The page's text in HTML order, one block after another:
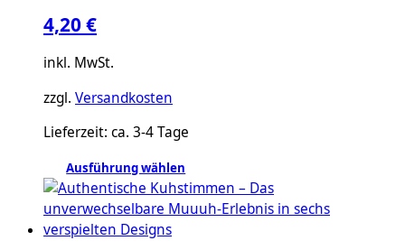
4,20€
inkl. MwSt.
zzgl. Versandkosten
Lieferzeit: ca. 3-4 Tage
Ausführung wählen
Dieses
Produkt
weist